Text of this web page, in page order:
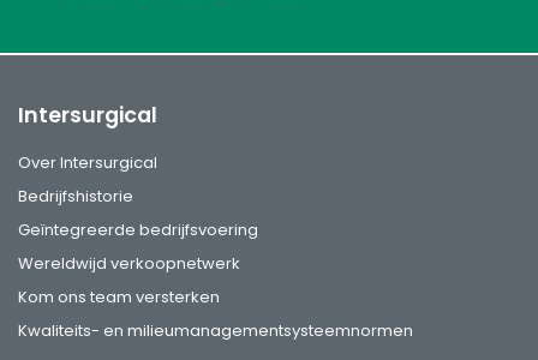
Intersurgical
Over Intersurgical
Bedrijfshistorie
Geïntegreerde bedrijfsvoering
Wereldwijd verkoopnetwerk
Kom ons team versterken
Kwaliteits- en milieumanagementsysteemnormen